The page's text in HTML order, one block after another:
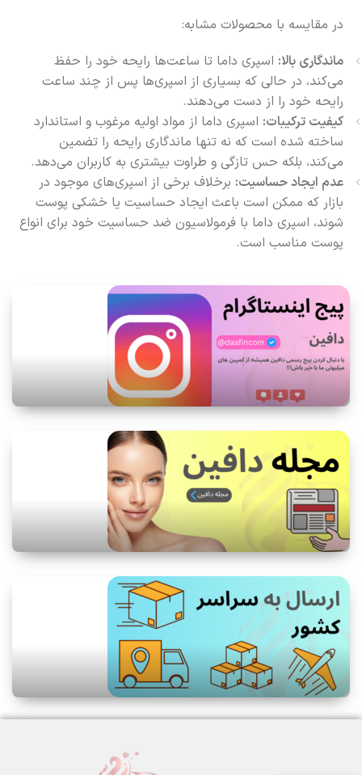
در مقایسه با محصولات مشابه:
ماندگاری بالا: اسپری داما تا ساعت‌ها رایحه خود را حفظ
می‌کند، در حالی که بسیاری از اسپری‌ها پس از چند ساعت
رایحه خود را از دست می‌دهند.
کیفیت ترکیبات: اسپری داما از مواد اولیه مرغوب و استاندارد
ساخته شده است که نه تنها ماندگاری رایحه را تضمین
می‌کند، بلکه حس تازگی و طراوت بیشتری به کاربران می‌دهد.
عدم ایجاد حساسیت: برخلاف برخی از اسپری‌های موجود در
بازار که ممکن است باعث ایجاد حساسیت یا خشکی پوست
شوند، اسپری داما با فرمولاسیون ضد حساسیت خود برای انواع
پوست مناسب است.